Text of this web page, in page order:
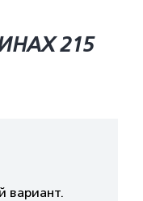
215
вариант.